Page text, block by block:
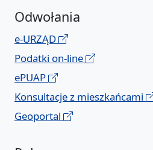
Odwołania
e-URZĄD
Podatki on-line
ePUAP
Konsultacje z mieszkańcami
Geoportal